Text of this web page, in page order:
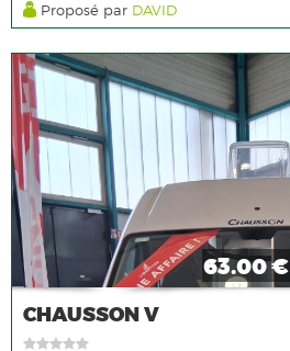
Proposé par DAVID
63.00 €
CHAUSSON V